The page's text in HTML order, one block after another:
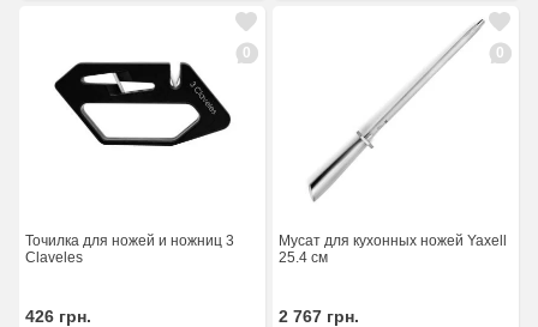
0
Точилка для ножей и ножниц 3
Claveles
426 грн.
0
Мусат для кухонных ножей Yaxell
25.4 см
2 767 грн.